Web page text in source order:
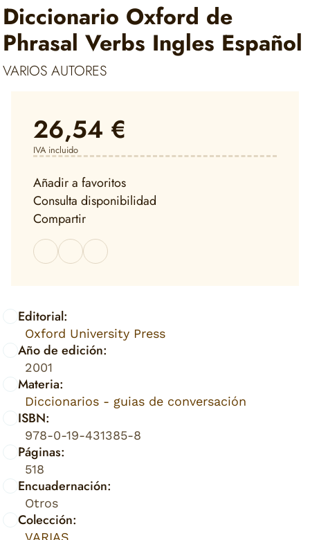
Diccionario Oxford de
Phrasal Verbs Ingles Español
VARIOS AUTORES
Editorial:
Oxford University Press
Año de edición:
2001
Materia:
Diccionarios - guias de conversación
ISBN:
978-0-19-431385-8
Páginas:
518
Encuadernación:
Otros
Colección:
VARIAS
26,54 €
IVA incluido
Añadir a favoritos
Consulta disponibilidad
Compartir